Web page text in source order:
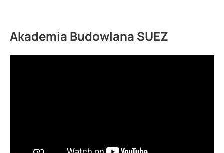
Akademia Budowlana SUEZ